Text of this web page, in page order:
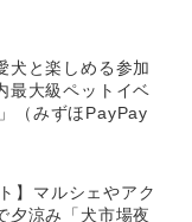
犬と楽しめる参加
最大級ペットイベ
（みずほPayPay
】マルシェやアク
夕涼み「犬市場夜